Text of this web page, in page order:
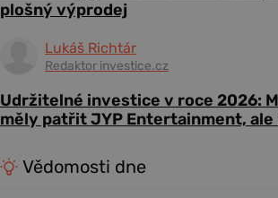
plošný výprodej
Lukáš Richtár
Redaktor investice.cz
Udržitelné investice v roce 2026:
měly patřit JYP Entertainment, ale
Vědomosti dne